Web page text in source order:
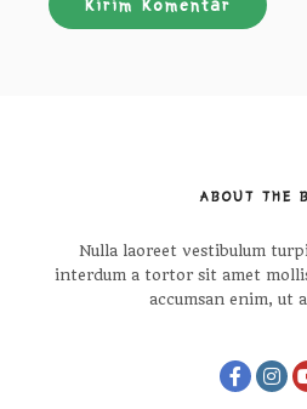
ABOUT THE
Nulla laoreet vestibulum
interdum a tortor sit amet
accumsan enim, ut